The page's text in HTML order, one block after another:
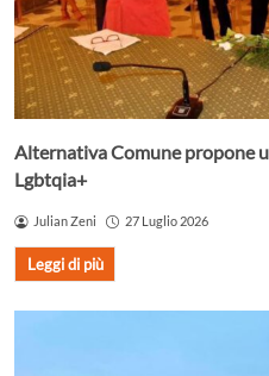
Alternativa Comune propone
Lgbtqia+
Julian Zeni 27 Luglio 2026
Leggi di più